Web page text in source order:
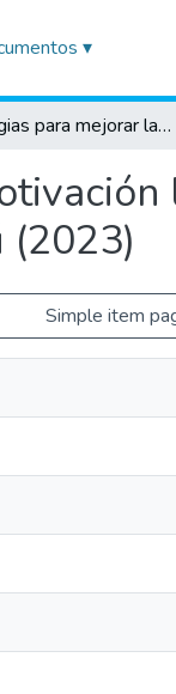
▾
Estrategias para mejorar la motivación laboral en los colaboradores de la empresa Konecta BTO Perú (2023)
(2023)
Simple item